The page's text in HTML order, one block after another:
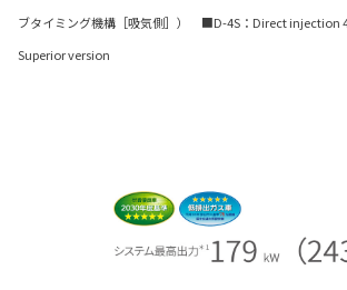
ブタイミング機構［吸気側］） ■D-4S：Direct injection
Superior version